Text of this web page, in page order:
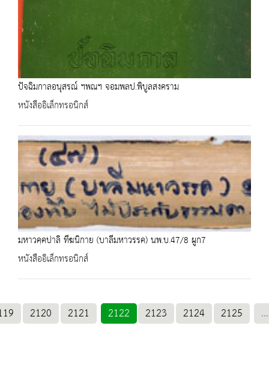
ปัจฉิมกาลอนุสรณ์ ฯพณฯ จอมพลป.พิบูลสงคราม
หนังสืออิเล็กทรอนิกส์
มหาวคฺคปาลิ ทีฆนิกาย (บาลีมหาวรรค) นพ.บ.47/8 ผูก7
หนังสืออิเล็กทรอนิกส์
2120 2121 2122 2123 2124 2125 ...